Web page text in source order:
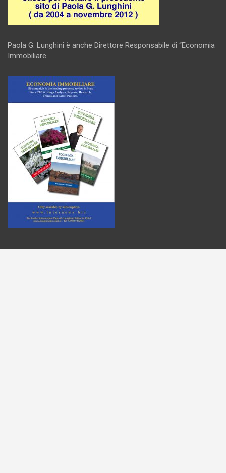
Paola G. Lunghini è anche Direttore Responsabile di “Economia
Immobiliare